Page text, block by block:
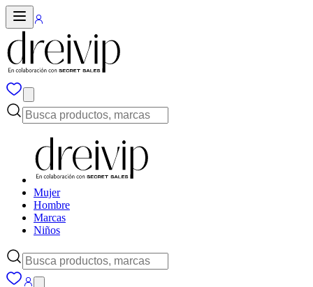
Mujer
Hombre
Marcas
Niños